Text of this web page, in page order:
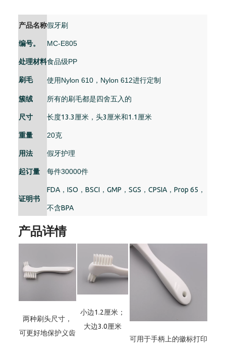
产品名称假牙刷
编号。 MC-E805
处理材料食品级PP
刷毛 使用Nylon 610，Nylon 612进行定制
簇绒 所有的刷毛都是四舍五入的
尺寸 长度13.3厘米，头3厘米和1.1厘米
重量 20克
用法 假牙护理
起订量 每件30000件
证明书
FDA，ISO，BSCI，GMP，SGS，CPSIA，Prop 65，
不含BPA
产品详情
两种刷头尺寸，
可更好地保护义齿
小边1.2厘米；
大边3.0厘米
可用于手柄上的徽标打印